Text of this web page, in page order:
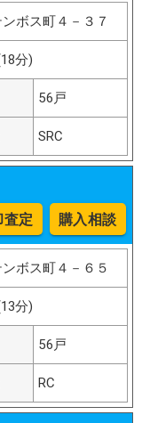
ボス町４－３７
分)
56戸
SRC
査定 購入相談
ボス町４－６５
分)
56戸
RC